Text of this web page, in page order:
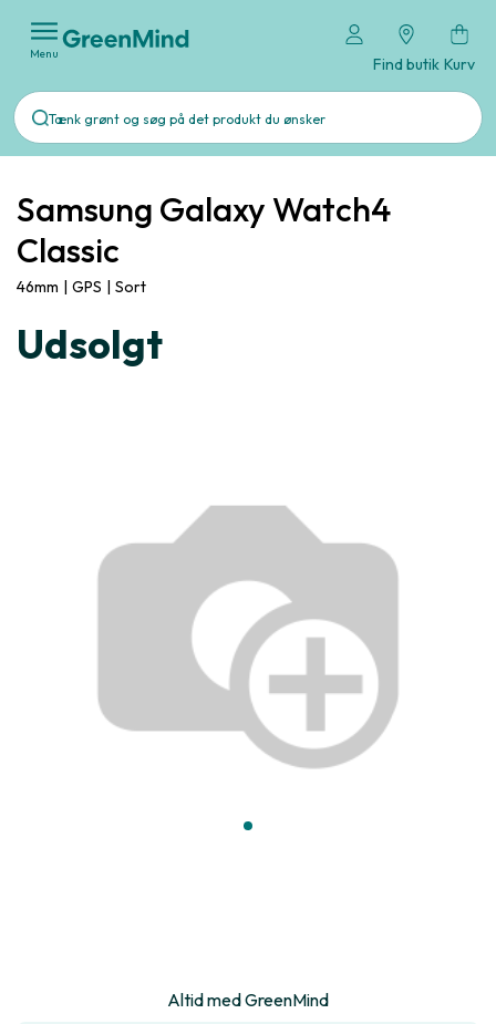
Menu
Find butik Kurv
Samsung Galaxy Watch4
Classic
46mm | GPS | Sort
Udsolgt
Altid med GreenMind